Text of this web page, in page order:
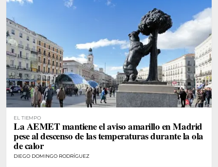
EL TIEMPO
La AEMET mantiene el aviso amarillo en Madrid
pese al descenso de las temperaturas durante la ola
de calor
DIEGO DOMINGO RODRÍGUEZ